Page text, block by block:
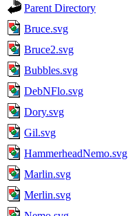
Parent Directory
Bruce.svg
Bruce2.svg
Bubbles.svg
DebNFlo.svg
Dory.svg
Gil.svg
HammerheadNemo.svg
Marlin.svg
Merlin.svg